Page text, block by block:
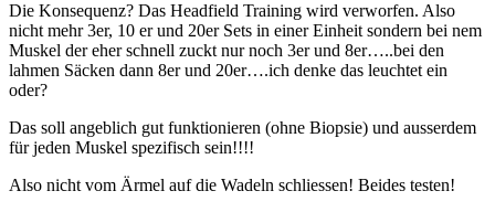
Die Konsequenz? Das Headfield Training wird verworfen. Also
nicht mehr 3er, 10 er und 20er Sets in einer Einheit sondern bei nem
Muskel der eher schnell zuckt nur noch 3er und 8er…..bei den
lahmen Säcken dann 8er und 20er….ich denke das leuchtet ein
oder?
Das soll angeblich gut funktionieren (ohne Biopsie) und ausserdem
für jeden Muskel spezifisch sein!!!!
Also nicht vom Ärmel auf die Wadeln schliessen! Beides testen!